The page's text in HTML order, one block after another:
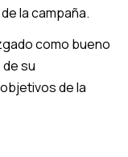
la campaña.
como bueno
su
de la